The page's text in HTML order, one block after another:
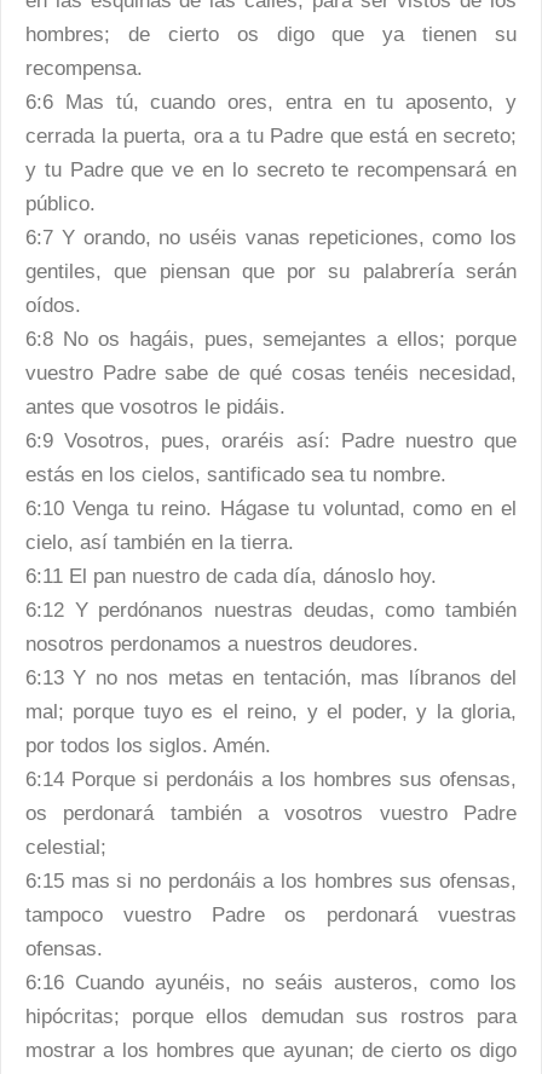
hombres; de cierto os digo que ya tienen su
recompensa.
6:6 Mas tú, cuando ores, entra en tu aposento, y
cerrada la puerta, ora a tu Padre que está en secreto;
y tu Padre que ve en lo secreto te recompensará en
público.
6:7 Y orando, no uséis vanas repeticiones, como los
gentiles, que piensan que por su palabrería serán
oídos.
6:8 No os hagáis, pues, semejantes a ellos; porque
vuestro Padre sabe de qué cosas tenéis necesidad,
antes que vosotros le pidáis.
6:9 Vosotros, pues, oraréis así: Padre nuestro que
estás en los cielos, santificado sea tu nombre.
6:10 Venga tu reino. Hágase tu voluntad, como en el
cielo, así también en la tierra.
6:11 El pan nuestro de cada día, dánoslo hoy.
6:12 Y perdónanos nuestras deudas, como también
nosotros perdonamos a nuestros deudores.
6:13 Y no nos metas en tentación, mas líbranos del
mal; porque tuyo es el reino, y el poder, y la gloria,
por todos los siglos. Amén.
6:14 Porque si perdonáis a los hombres sus ofensas,
os perdonará también a vosotros vuestro Padre
celestial;
6:15 mas si no perdonáis a los hombres sus ofensas,
tampoco vuestro Padre os perdonará vuestras
ofensas.
6:16 Cuando ayunéis, no seáis austeros, como los
hipócritas; porque ellos demudan sus rostros para
mostrar a los hombres que ayunan; de cierto os digo